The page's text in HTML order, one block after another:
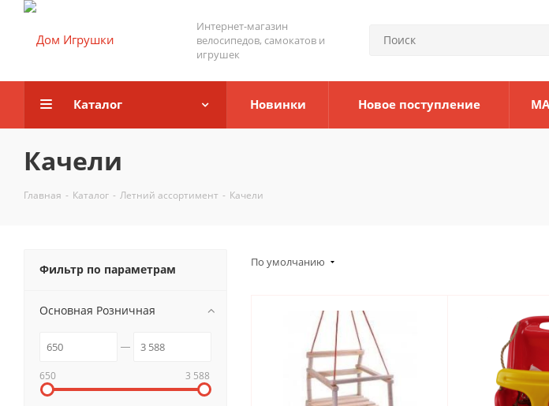
Интернет-магазин
велосипедов, самокатов и
игрушек
Каталог Новинки Новое поступление
Качели
Главная - Каталог - Летний ассортимент - Качели
По умолчанию
Фильтр по параметрам
Основная Розничная
650 3 588